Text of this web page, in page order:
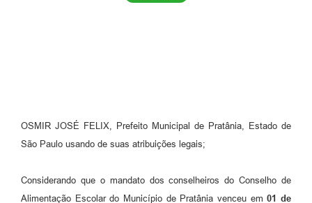
OSMIR JOSÉ FELIX, Prefeito Municipal de Pratânia, Estado de
São Paulo usando de suas atribuições legais;
Considerando que o mandato dos conselheiros do Conselho de
Alimentação Escolar do Município de Pratânia venceu em01 de